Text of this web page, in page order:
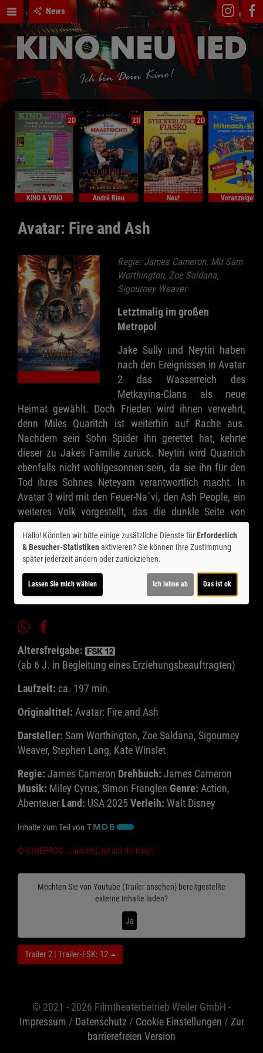
News
2D
KINO & VINO
2D
André Rieu
2D
Neu! Voranzeige!
Avatar: Fire and Ash
Regie: James Cameron. Mit Sam
Worthington, Zoe Saldana,
Sigourney Weaver
Letztmalig im großen
Metropol
Jake Sully und Neytiri haben
nach den Ereignissen in Avatar
2 das Wasserreich des
Metkayina-Clans als neue
Heimat gewählt. Doch Frieden wird ihnen verwehrt,
denn Miles Quaritch ist weiterhin auf Rache aus.
Nachdem sein Sohn Spider ihn gerettet hat, kehrte
dieser zu Jakes Familie zurück. Neytiri wird Quaritch
ebenfalls nicht wohlgesonnen sein, da sie ihn für den
Tod ihres Sohnes Neteyam verantwortlich macht. In
Avatar 3 wird mit den Feuer-Na´vi, den Ash People, ein
weiteres Volk vorgestellt, das die dunkle Seite von
Pandora zeigt.
Ticket-Alarm
Altersfreigabe:
(ab 6 J. in Begleitung eines Erziehungsbeauftragten)
Laufzeit: ca. 197 min.
Originaltitel: Avatar: Fire and Ash
Darsteller: Sam Worthington, Zoe Saldana, Sigourney
Weaver, Stephen Lang, Kate Winslet
Regie: James Cameron Drehbuch: James Cameron
Musik: Miley Cyrus, Simon Franglen Genre: Action,
Abenteuer Land: USA 2025 Verleih: Walt Disney
Inhalte zum Teil von
© CINEPROG ...macht Lust auf Ihr Kino!
Möchten Sie von Youtube (Trailer ansehen) bereitgestellte
externe Inhalte laden?
Ja
Trailer 2 | Trailer-FSK: 12
© 2021 - 2026 Filmtheaterbetrieb Weiler GmbH -
Impressum / Datenschutz / Cookie Einstellungen / Zur
barrierefreien Version
Hallo! Könnten wir bitte einige zusätzliche Dienste fürErforderlich
& Besucher-Statistikenaktivieren? Sie können Ihre Zustimmung
später jederzeit ändern oder zurückziehen.
Lassen Sie mich wählen Ich lehne ab Das ist ok